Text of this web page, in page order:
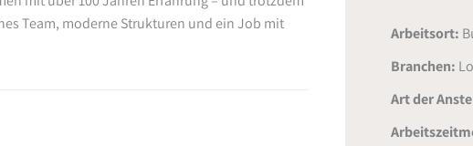
Team, moderne Strukturen und ein Job mit
Arbeitsort:
Branchen:
Art der